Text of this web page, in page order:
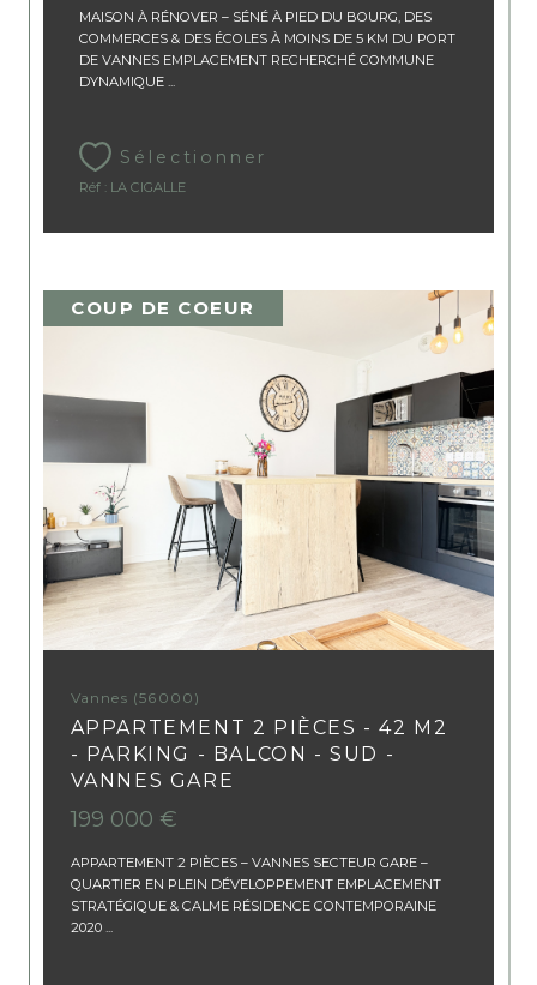
MAISON À RÉNOVER – SÉNÉ À PIED DU BOURG, DES
COMMERCES & DES ÉCOLES À MOINS DE 5 KM DU PORT
DE VANNES EMPLACEMENT RECHERCHÉ COMMUNE
DYNAMIQUE ...
Sélectionner
Réf : LA CIGALLE
Vannes (56000)
APPARTEMENT 2 PIÈCES - 42 M2
- PARKING - BALCON - SUD -
VANNES GARE
199 000 €
APPARTEMENT 2 PIÈCES – VANNES SECTEUR GARE –
QUARTIER EN PLEIN DÉVELOPPEMENT EMPLACEMENT
STRATÉGIQUE & CALME RÉSIDENCE CONTEMPORAINE
2020 ...
COUP DE COEUR